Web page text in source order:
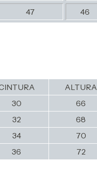
47 46
ALTURA
30
66
32
68
34
70
36
72